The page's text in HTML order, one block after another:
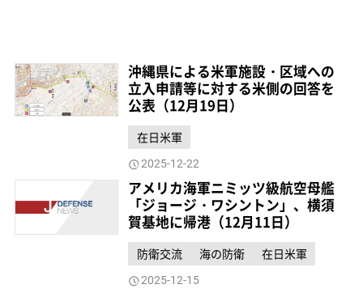
沖縄県による米軍施設・区域への
立入申請等に対する米側の回答を
公表（12月19日）
在日米軍
2025-12-22
アメリカ海軍ニミッツ級航空母艦
「ジョージ・ワシントン」、横須
賀基地に帰港（12月11日）
防衛交流 海の防衛 在日米軍
2025-12-15